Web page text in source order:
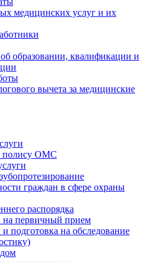
медицинских услуг и их
образовании, квалификации и
вычета за медицинские
полису ОМС
граждан в сфере охраны
распорядка
на первичный прием
подготовка на обследование